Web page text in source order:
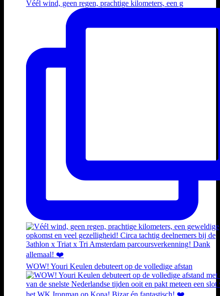
Véél wind, geen regen, prachtige kilometers, een g
WOW! Youri Keulen debuteert op de volledige afstan